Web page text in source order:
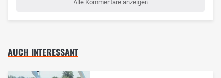
Alle Kommentare anzeigen
AUCH INTERESSANT